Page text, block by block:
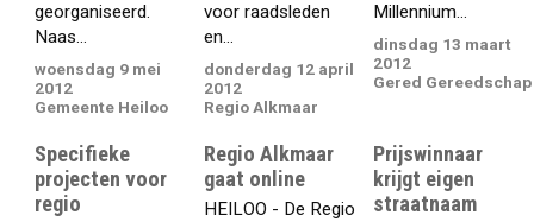
georganiseerd.
Naas...
woensdag 9 mei
2012
Gemeente Heiloo
voor raadsleden
en...
donderdag 12 april
2012
Regio Alkmaar
Millennium...
dinsdag 13 maart
2012
Gered Gereedschap
Specifieke
projecten voor
regio
Regio Alkmaar
gaat online
HEILOO - De Regio
Prijswinnaar
krijgt eigen
straatnaam